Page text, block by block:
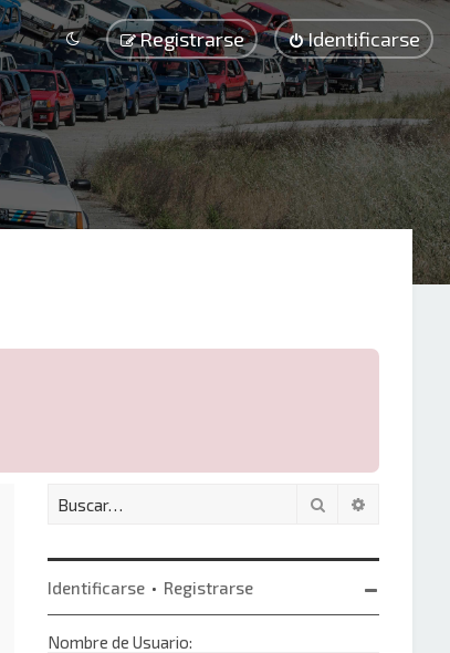
Identificarse
Registrarse
Buscar
Identificarse • Registrarse
Nombre de Usuario: